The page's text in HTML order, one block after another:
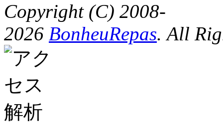
Copyright (C) 2008-
2026 BonheuRepas. All